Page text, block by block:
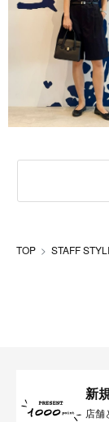
TOP STAFF
新
店舗